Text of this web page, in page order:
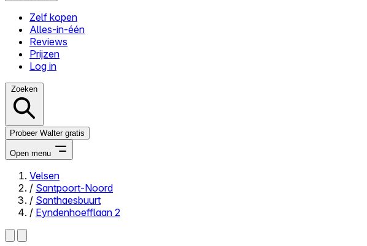
Zelf kopen
Alles-in-één
Reviews
Prijzen
Log in
Zoeken
Probeer Walter gratis
Open menu
Close menu
Velsen
/ Santpoort-Noord
/ Santhaesbuurt
/ Eyndenhoefflaan 2